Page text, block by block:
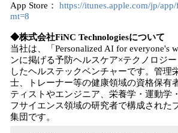
App Store： https://itunes.apple.com/jp/
mt=8
◆株式会社FiNC Technologiesについて
当社は、「Personalized AI for everyone's
ンに掲げる予防ヘルスケア×テクノロジ
したヘルステックベンチャーです。管理
士、トレーナー等の健康領域の資格保有
ティストやエンジニア、栄養学・運動学
フサイエンス領域の研究者で構成された
集団です。